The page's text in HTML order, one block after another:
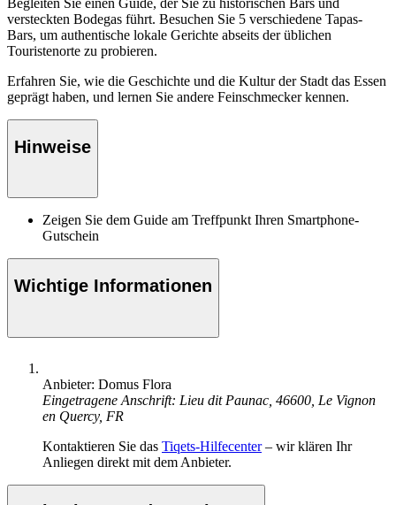
Begleiten Sie einen Guide, der Sie zu historischen Bars und
versteckten Bodegas führt. Besuchen Sie 5 verschiedene Tapas-
Bars, um authentische lokale Gerichte abseits der üblichen
Touristenorte zu probieren.
Erfahren Sie, wie die Geschichte und die Kultur der Stadt das Essen
geprägt haben, und lernen Sie andere Feinschmecker kennen.
Hinweise
Zeigen Sie dem Guide am Treffpunkt Ihren Smartphone-
Gutschein
Wichtige Informationen
Anbieter: Domus Flora
Eingetragene Anschrift: Lieu dit Paunac, 46600, Le Vignon
en Quercy, FR
Kontaktieren Sie das Tiqets-Hilfecenter– wir klären Ihr
Anliegen direkt mit dem Anbieter.